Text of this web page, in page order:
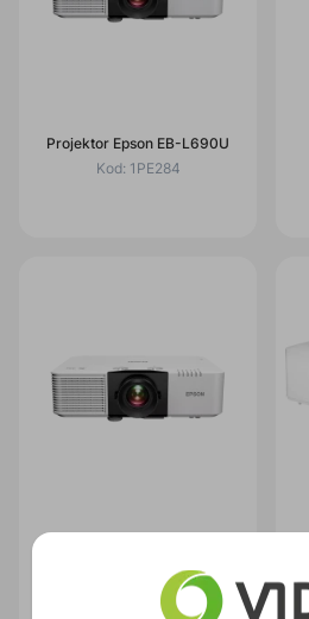
Projektor Epson EB-L690U
Kod: 1PE284
1PE302